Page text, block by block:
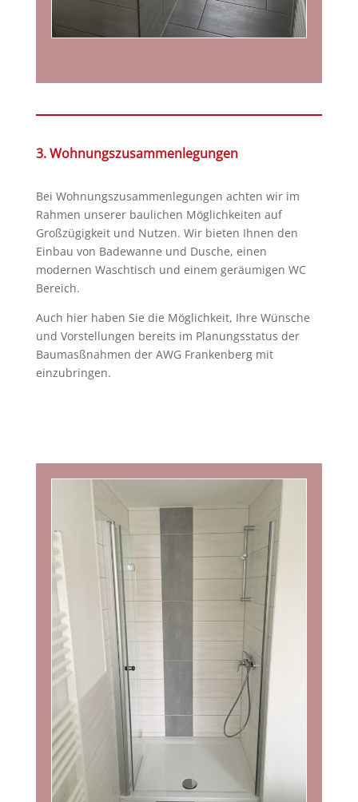
3. Wohnungszusammenlegungen
Bei Wohnungszusammenlegungen achten wir im
Rahmen unserer baulichen Möglichkeiten auf
Großzügigkeit und Nutzen. Wir bieten Ihnen den
Einbau von Badewanne und Dusche, einen
modernen Waschtisch und einem geräumigen WC
Bereich.
Auch hier haben Sie die Möglichkeit, Ihre Wünsche
und Vorstellungen bereits im Planungsstatus der
Baumasßnahmen der AWG Frankenberg mit
einzubringen.